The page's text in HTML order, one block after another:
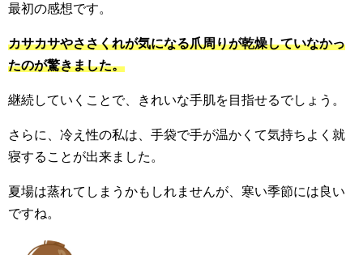
最初の感想です。
カサカサやささくれが気になる爪周りが乾燥していなかっ
たのが驚きました。
継続していくことで、きれいな手肌を目指せるでしょう。
さらに、冷え性の私は、手袋で手が温かくて気持ちよく就
寝することが出来ました。
夏場は蒸れてしまうかもしれませんが、寒い季節には良い
ですね。